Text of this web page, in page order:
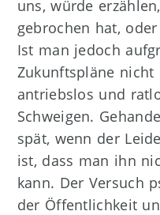
uns, würde
gebrochen hat,
Ist man jedoch
Zukunftspläne
antriebslos und
Schweigen.
spät, wenn der
ist, dass man ihn
kann. Der Versuch
der Öffentlichkeit